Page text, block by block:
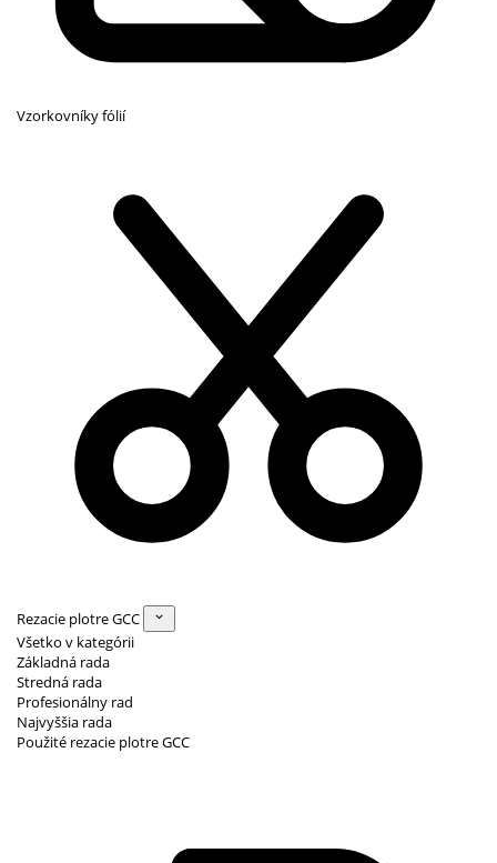
Vzorkovníky fólií
Rezacie plotre GCC
Všetko v kategórii
Základná rada
Stredná rada
Profesionálny rad
Najvyššia rada
Použité rezacie plotre GCC